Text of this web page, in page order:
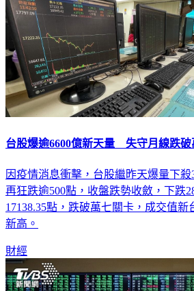
台股爆逾6600億新天量 失守月線跌破
因疫情消息衝擊，台股繼昨天爆量下殺
再狂跌逾500點，收盤跌勢收斂，下跌
17138.35點，跌破萬七關卡，成交值新
新高。
財經